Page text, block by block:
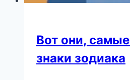
Вот они,
знаки зодиака